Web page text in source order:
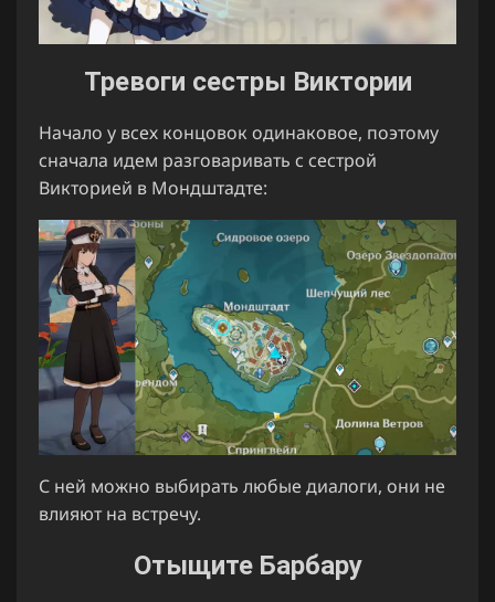
Тревоги сестры Виктории
Начало у всех концовок одинаковое, поэтому
сначала идем разговаривать с сестрой
Викторией в Мондштадте:
С ней можно выбирать любые диалоги, они не
влияют на встречу.
Отыщите Барбару